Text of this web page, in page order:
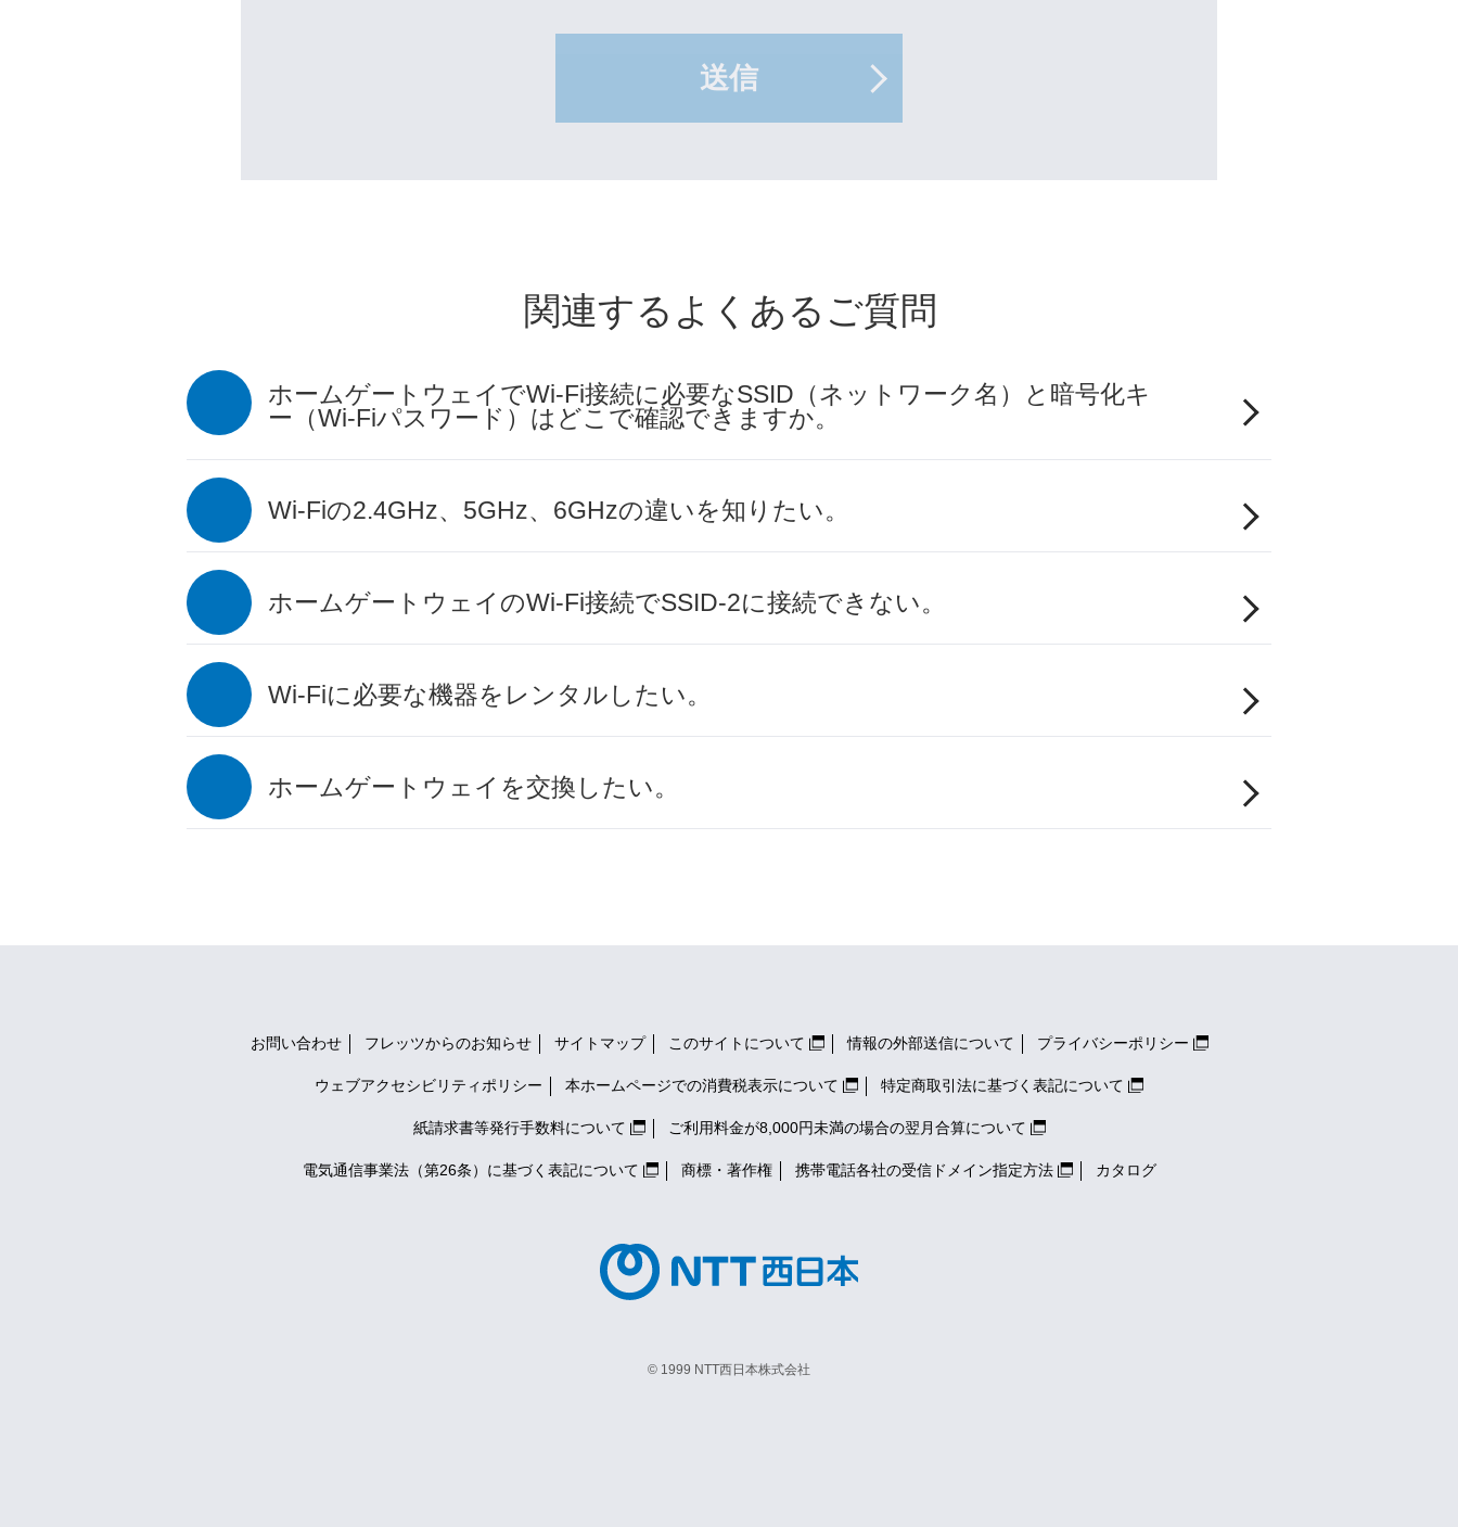
送信
関連するよくあるご質問
ホームゲートウェイでWi-Fi接続に必要なSSID（ネットワーク名）と暗号化キ
ー（Wi-Fiパスワード）はどこで確認できますか。
Wi-Fiの2.4GHz、5GHz、6GHzの違いを知りたい。
ホームゲートウェイのWi-Fi接続でSSID-2に接続できない。
Wi-Fiに必要な機器をレンタルしたい。
ホームゲートウェイを交換したい。
お問い合わせ フレッツからのお知らせ サイトマップ このサイトについて 情報の外部送信について プライバシーポリシー
ウェブアクセシビリティポリシー 本ホームページでの消費税表示について 特定商取引法に基づく表記について
紙請求書等発行手数料について ご利用料金が8,000円未満の場合の翌月合算について
電気通信事業法（第26条）に基づく表記について 商標・著作権 携帯電話各社の受信ドメイン指定方法 カタログ
© 1999 NTT西日本株式会社